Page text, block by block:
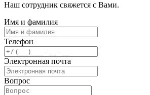
Наш сотрудник свяжется с Вами.
Имя и фамилия
Телефон
Электронная почта
Вопрос